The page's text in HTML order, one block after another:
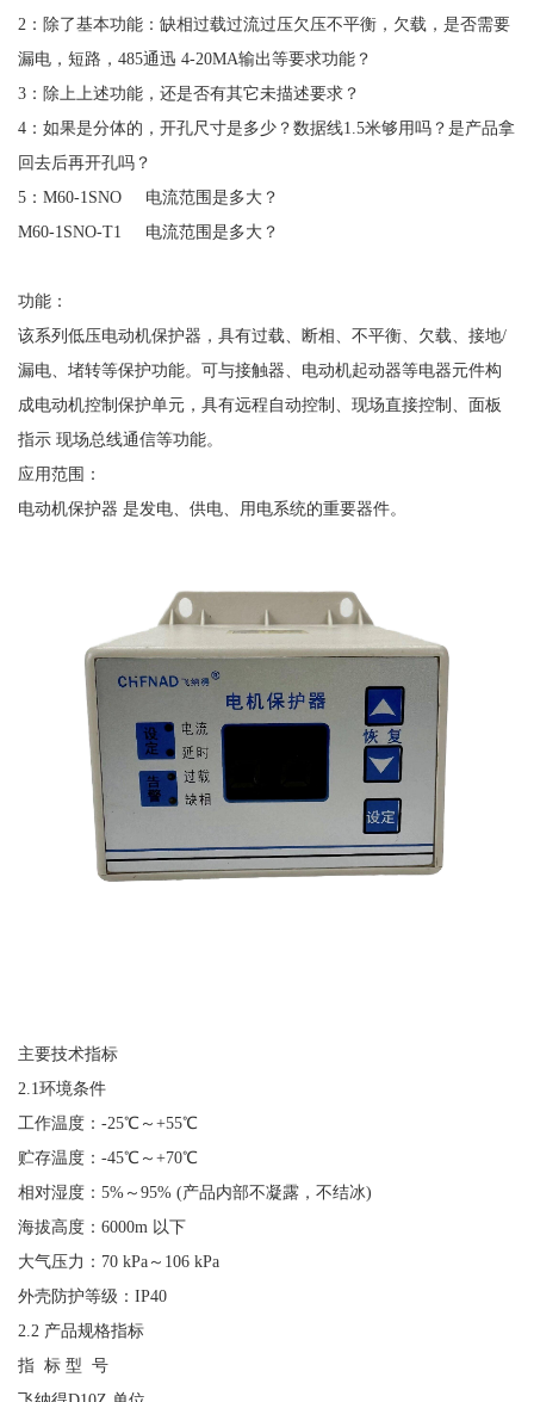
2：除了基本功能：缺相过载过流过压欠压不平衡，欠载，是否需要
漏电，短路，485通迅 4-20MA输出等要求功能？
3：除上上述功能，还是否有其它未描述要求？
4：如果是分体的，开孔尺寸是多少？数据线1.5米够用吗？是产品拿
回去后再开孔吗？
5：M60-1SNO 电流范围是多大？
M60-1SNO-T1 电流范围是多大？
功能：
该系列低压电动机保护器，具有过载、断相、不平衡、欠载、接地/
漏电、堵转等保护功能。可与接触器、电动机起动器等电器元件构
成电动机控制保护单元，具有远程自动控制、现场直接控制、面板
指示 现场总线通信等功能。
应用范围：
电动机保护器 是发电、供电、用电系统的重要器件。
主要技术指标
2.1环境条件
工作温度： -25℃～+55℃
贮存温度： -45℃～+70℃
相对湿度： 5%～95% (产品内部不凝露，不结冰)
海拔高度： 6000m 以下
大气压力： 70 kPa～106 kPa
外壳防护等级： IP40
2.2 产品规格指标
指标 型 号